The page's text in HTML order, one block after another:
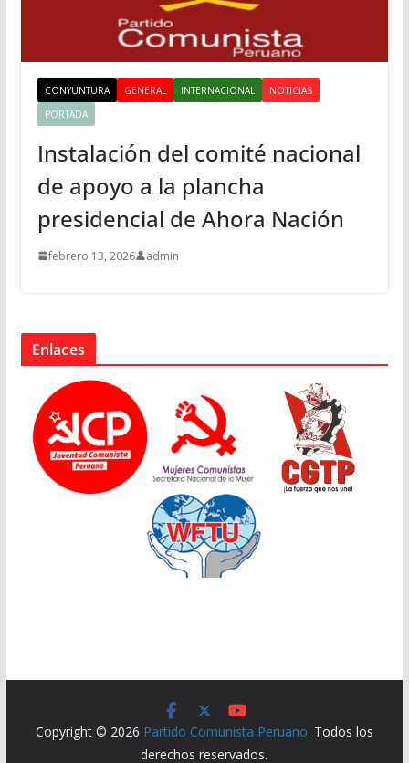
CONYUNTURA GENERAL INTERNACIONAL
NOTICIAS
PORTADA
Instalación del comité nacional
de apoyo a la plancha
presidencial de Ahora Nación
febrero 13, 2026 admin
Enlaces
Copyright © 2026 Partido Comunista Peruano. Todos los
derechos reservados.